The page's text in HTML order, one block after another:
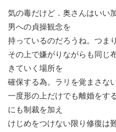
気の毒だけど．奥さんはいい
男への貞操観念を
持っているのだろうね。つま
その上で嫌がりながらも同じ
きていく場所を
確保する為。ラリを覚まさな
一度形の上だけでも離婚をす
にも制裁を加え
けじめをつけない限り修復は